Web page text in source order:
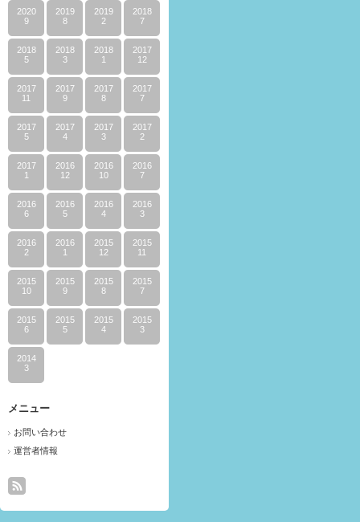
2020
9
2019
8
2019
2
2018
7
2018
5
2018
3
2018
1
2017
12
2017
11
2017
9
2017
8
2017
7
2017
5
2017
4
2017
3
2017
2
2017
1
2016
12
2016
10
2016
7
2016
6
2016
5
2016
4
2016
3
2016
2
2016
1
2015
12
2015
11
2015
10
2015
9
2015
8
2015
7
2015
6
2015
5
2015
4
2015
3
2014
3
メニュー
お問い合わせ
運営者情報